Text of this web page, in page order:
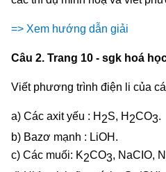
=> Xem hướng dẫn giải
Câu 2. Trang 10 - sgk hoá
Viết phương trình điện li của
a) Các axit yếu : H 2S, H 2CO3.
b) Bazơ mạnh : LiOH.
c) Các muối: K2CO3, NaCIO,